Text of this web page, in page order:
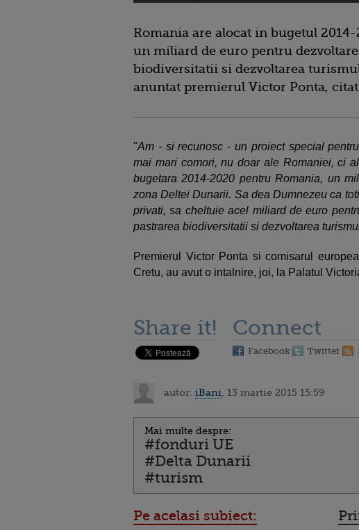
Romania are alocat in bugetul
un miliard de euro pentru
biodiversitatii si dezvoltarea
anuntat premierul Victor Ponta,
"Am - si recunosc - un proiect special
mai mari comori, nu doar ale Romaniei, ci
bugetara 2014-2020 pentru Romania, un
zona Deltei Dunarii. Sa dea Dumnezeu ca
privati, sa cheltuie acel miliard de euro
pastrarea biodiversitatii si dezvoltarea
Premierul Victor Ponta si comisarul
Cretu, au avut o intalnire, joi, la Palatul
Share it! Connect
Facebook Twitter
autor: iBani , 13 martie 2015 15:59
Mai multe despre:
#fonduri UE
#Delta Dunarii
#turism
Pe acelasi subiect: